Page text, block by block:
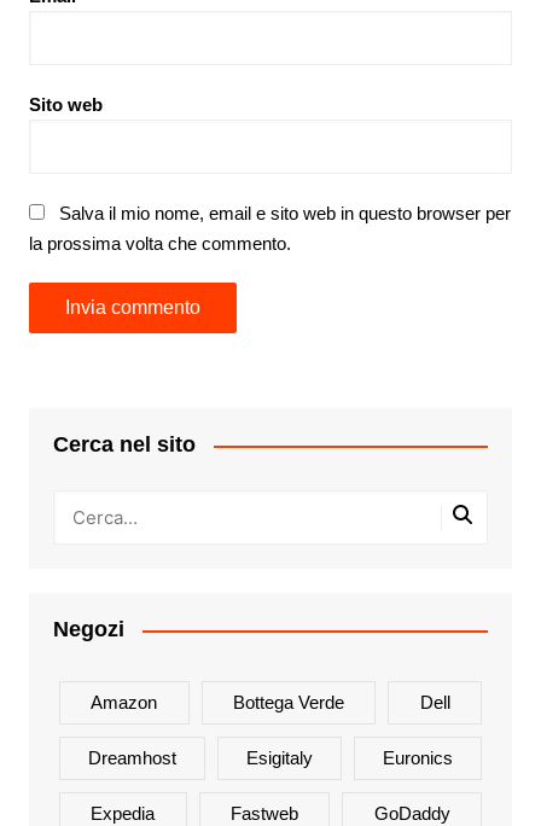
Sito web
Salva il mio nome, email e sito web in questo browser per
la prossima volta che commento.
Cerca nel sito
Negozi
Amazon Bottega Verde Dell
Dreamhost Esigitaly Euronics
Expedia Fastweb GoDaddy